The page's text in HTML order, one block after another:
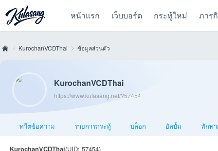
หน้าแรก เว็บบอร์ด กระทู้ใหม่ ภาร
KurochanVCDThai ข้อมูลส่วนตัว
KurochanVCDThai
https://www.kulasang.net/?57454
ทวีตข้อความ รายการกระทู้ บล็อก อัลบั้ม ทักท
KurochanVCDThai(UID: 57454)